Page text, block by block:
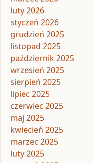
luty 2026
styczeń 2026
grudzień 2025
listopad 2025
październik 2025
wrzesień 2025
sierpień 2025
lipiec 2025
czerwiec 2025
maj 2025
kwiecień 2025
marzec 2025
luty 2025